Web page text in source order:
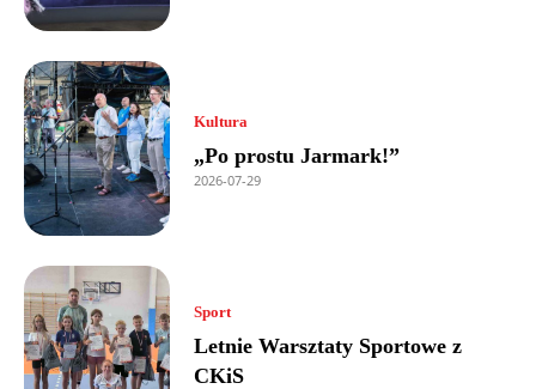
Kultura
„Po prostu Jarmark!”
2026-07-29
Sport
Letnie Warsztaty Sportowe z
CKiS